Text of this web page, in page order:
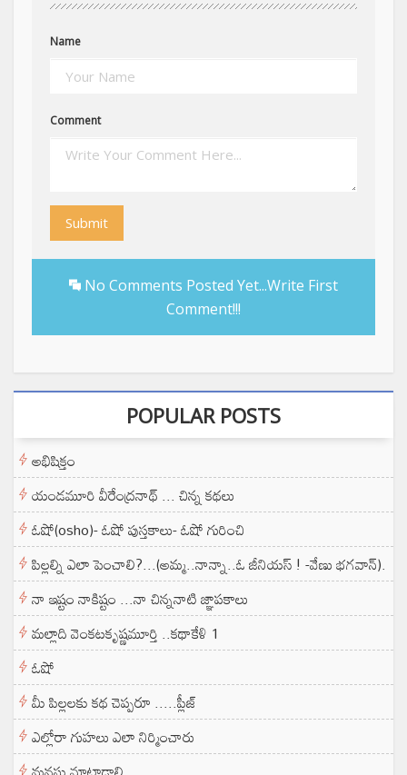
Name
Comment
Submit
No Comments Posted Yet...Write First
Comment!!!
POPULAR POSTS
అభిషిక్తం
యండమూరి వీరేంద్రనాథ్ ... చిన్న కథలు
ఓషో(osho)- ఓషో పుస్తకాలు- ఓషో గురించి
పిల్లల్ని ఎలా పెంచాలి?...(అమ్మ..నాన్నా..ఓ జీనియస్ ! -వేణు భగవాన్).
నా ఇష్టం నాకిష్టం ...నా చిన్ననాటి జ్ఞాపకాలు
మల్లాది వెంకటకృష్ణమూర్తి ..కథాకేళి 1
ఓషో
మీ పిల్లలకు కథ చెప్పరూ .....ప్లీజ్
ఎల్లోరా గుహలు ఎలా నిర్మించారు